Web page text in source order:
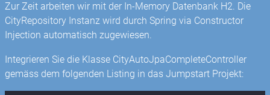
Zur Zeit arbeiten wir mit der In-Memory Datenbank H2. Die
CityRepository Instanz wird durch Spring via Constructor
Injection automatisch zugewiesen.
Integrieren Sie die Klasse CityAutoJpaCompleteController
gemäss dem folgenden Listing in das Jumpstart Projekt: